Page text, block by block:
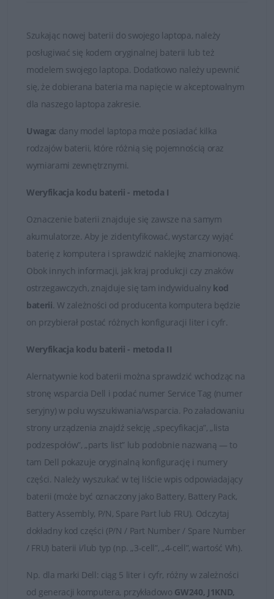
są bardzo słabej jakości!
Baterie, które znajduje się w ofercie sklepu DELL24 są
oryginalnymi częściami zamiennymi lub wysokiej jakości
zamiennikami takich firm jak Dell, Green Cell czy
Whitenergy. Tylko markowe produkty spełniają
najwyższe standardy jakości i posiadają certyfikaty FCC,
CE i ROHS.
Łatwy kontakt i fachowa obsługa
W przypadku jakichkolwiek wątpliwości i problemów z
doborem baterii do posiadanego laptopa, zawsze mogą
Państwo skontaktować się z naszymi Doradcami, którzy
udzielą fachowej i wyczerpującej porady. Na przesłane
zapytania odpowiadamy rzetelnie i bez zbędnej zwłoki.
Satysfakcja z zakupu jest dla nas najważniejsza.
Dobór baterii do laptopów DELL
Szukając nowej baterii do swojego laptopa, należy
posługiwać się kodem oryginalnej baterii lub też
modelem swojego laptopa. Dodatkowo należy upewnić
się, że dobierana bateria ma napięcie w akceptowalnym
dla naszego laptopa zakresie.
Uwaga: dany model laptopa może posiadać kilka
rodzajów baterii, które różnią się pojemnością oraz
wymiarami zewnętrznymi.
Weryfikacja kodu baterii - metoda I
Oznaczenie baterii znajduje się zawsze na samym
akumulatorze. Aby je zidentyfikować, wystarczy wyjąć
baterię z komputera i sprawdzić naklejkę znamionową.
Obok innych informacji, jak kraj produkcji czy znaków
ostrzegawczych, znajduje się tam indywidualny kod
baterii. W zależności od producenta komputera będzie
on przybierał postać różnych konfiguracji liter i cyfr.
Weryfikacja kodu baterii - metoda II
Alernatywnie kod baterii można sprawdzić wchodząc na
stronę wsparcia Dell i podać numer Service Tag (numer
seryjny) w polu wyszukiwania/wsparcia. Po załadowaniu
strony urządzenia znajdź sekcję „specyfikacja”, „lista
podzespołów”, „parts list” lub podobnie nazwaną — to
tam Dell pokazuje oryginalną konfigurację i numery
części. Należy wyszukać w tej liście wpis odpowiadający
baterii (może być oznaczony jako Battery, Battery Pack,
Battery Assembly, P/N, Spare Part lub FRU). Odczytaj
dokładny kod części (P/N / Part Number / Spare Number
/ FRU) baterii i/lub typ (np. „3-cell”, „4-cell”, wartość Wh).
Np. dla marki Dell: ciąg 5 liter i cyfr, różny w zależności
od generacji komputera, przykładowo GW240, J1KND,